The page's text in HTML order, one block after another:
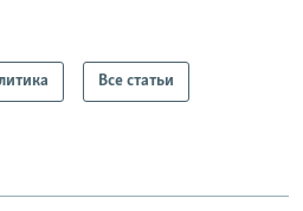
Все статьи